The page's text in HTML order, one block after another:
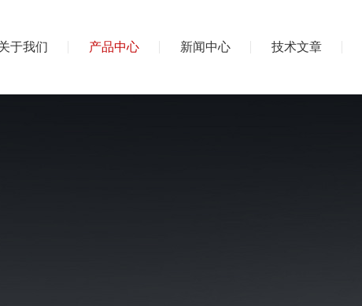
于我们 产品中心 新闻中心 技术文章